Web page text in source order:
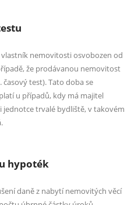
nemovitosti osvobozen od
že prodávanou nemovitost
test). Tato doba se
u případů, kdy má majitel
trvalé bydliště, v takovém
hypoték
daně z nabytí nemovitých věcí